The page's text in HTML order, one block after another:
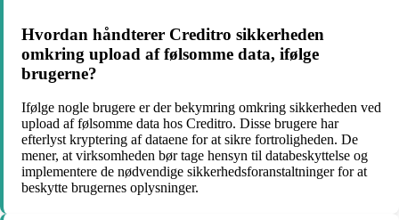
Hvordan håndterer Creditro sikkerheden
omkring upload af følsomme data, ifølge
brugerne?
Ifølge nogle brugere er der bekymring omkring sikkerheden ved
upload af følsomme data hos Creditro. Disse brugere har
efterlyst kryptering af dataene for at sikre fortroligheden. De
mener, at virksomheden bør tage hensyn til databeskyttelse og
implementere de nødvendige sikkerhedsforanstaltninger for at
beskytte brugernes oplysninger.